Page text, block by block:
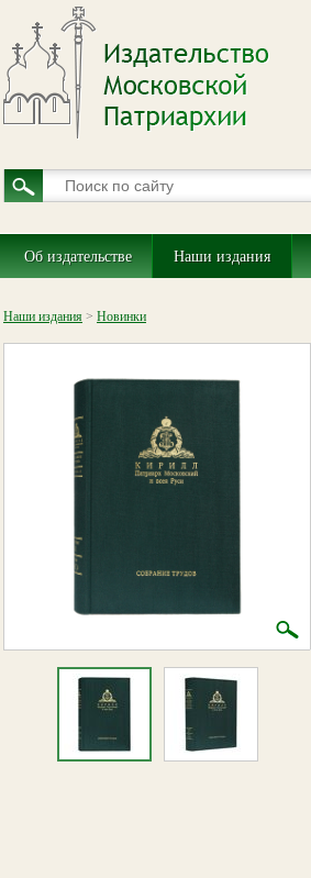
Об издательстве Наши издания
Наши издания > Новинки